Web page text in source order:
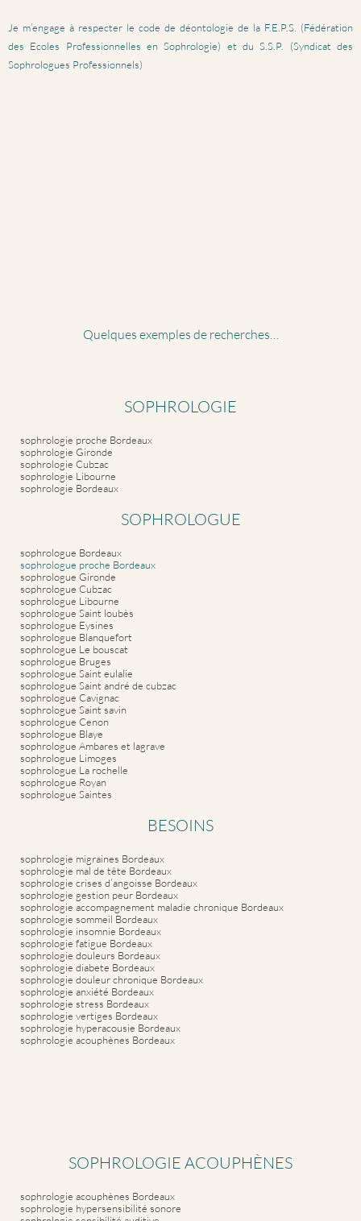
Je m’engage à respecter le code de déontologie de la F.E.P.S. (Fédération
des Ecoles Professionnelles en Sophrologie) et du S.S.P. (Syndicat des
Sophrologues Professionnels)
Quelques exemples de recherches…
SOPHROLOGIE
sophrologie proche Bordeaux
sophrologie Gironde
sophrologie Cubzac
sophrologie Libourne
sophrologie Bordeaux
SOPHROLOGUE
sophrologue Bordeaux
sophrologue proche Bordeaux
sophrologue Gironde
sophrologue Cubzac
sophrologue Libourne
sophrologue Saint loubès
sophrologue Eysines
sophrologue Blanquefort
sophrologue Le bouscat
sophrologue Bruges
sophrologue Saint eulalie
sophrologue Saint andré de cubzac
sophrologue Cavignac
sophrologue Saint savin
sophrologue Cenon
sophrologue Blaye
sophrologue Ambares et lagrave
sophrologue Limoges
sophrologue La rochelle
sophrologue Royan
sophrologue Saintes
BESOINS
sophrologie migraines Bordeaux
sophrologie mal de tête Bordeaux
sophrologie crises d’angoisse Bordeaux
sophrologie gestion peur Bordeaux
sophrologie accompagnement maladie chronique Bordeaux
sophrologie sommeil Bordeaux
sophrologie insomnie Bordeaux
sophrologie fatigue Bordeaux
sophrologie douleurs Bordeaux
sophrologie diabete Bordeaux
sophrologie douleur chronique Bordeaux
sophrologie anxiété Bordeaux
sophrologie stress Bordeaux
sophrologie vertiges Bordeaux
sophrologie hyperacousie Bordeaux
sophrologie acouphènes Bordeaux
SOPHROLOGIE ACOUPHÈNES
sophrologie acouphènes Bordeaux
sophrologie hypersensibilité sonore